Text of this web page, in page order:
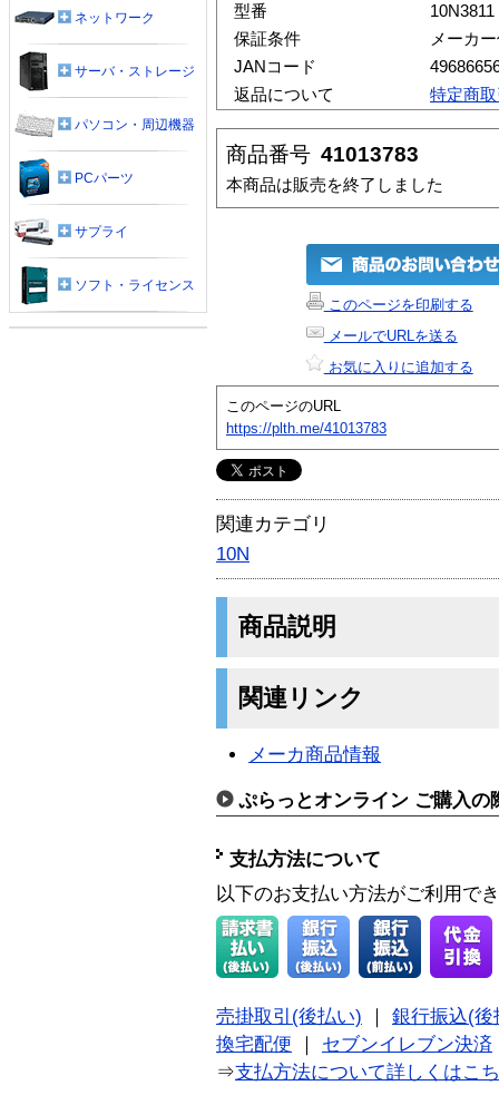
型番
10N3811
保証条件
メーカ
JANコード
返品について
特定商
商品番号 41013783
本商品は販売を終了しました
このページを印刷する
メールでURLを送る
お気に入りに追加する
このページのURL
https://plth.me/41013783
関連カテゴリ
10N
商品説明
関連リンク
メーカ商品情報
ぷらっとオンライン ご購入の
支払方法について
以下のお支払い方法がご利用で
売掛取引(後払い)
銀行振込(後
換宅配便
セブンイレブン決済
⇒支払方法について詳しくはこ
ネットワーク
サーバ・ストレージ
パソコン・周辺機器
PCパーツ
サプライ
ソフト・ライセンス